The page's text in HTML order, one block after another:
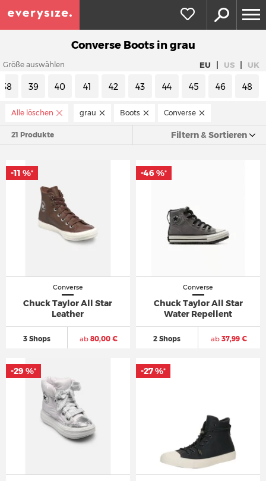
Converse Boots in grau
Größe auswählen EU | US | UK
38 39 40 41 42 43 44 45 46 48
Alle löschen grau Boots Converse
21 Produkte Filtern & Sortieren
Converse
Chuck Taylor All Star
Leather
3 Shops ab 80,00 €
-11 %*
Converse
Chuck Taylor All Star
Water Repellent
2 Shops ab 37,99 €
-46 %*
-29 %* -27 %*